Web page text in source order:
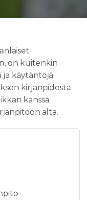
on kuitenkin
ja käytäntöjä.
kirjanpidosta
kanssa.
alta.